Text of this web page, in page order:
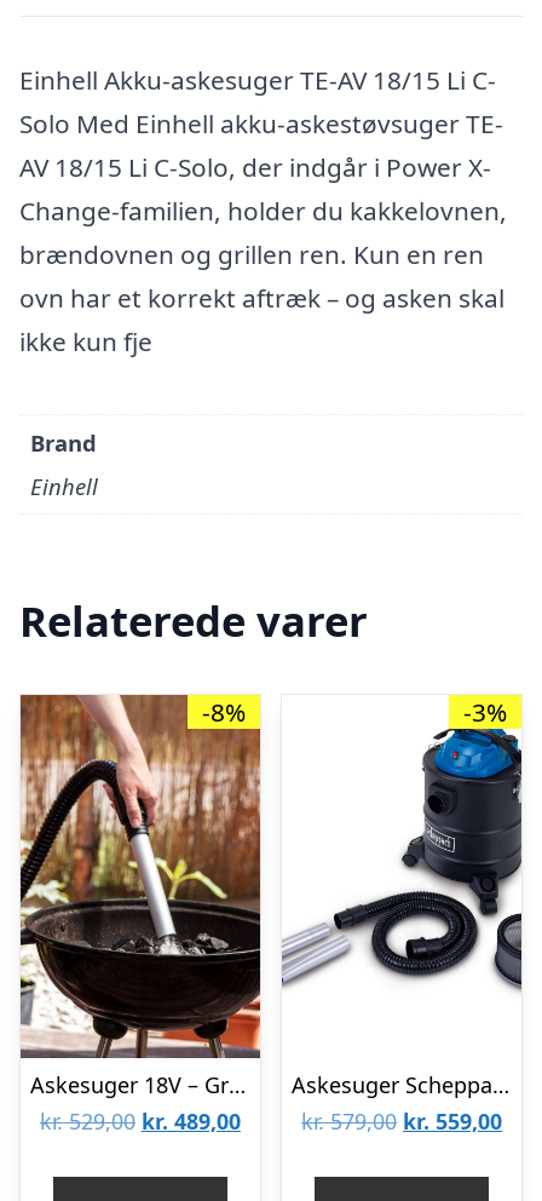
Einhell Akku-askesuger TE-AV 18/15 Li C-
Solo Med Einhell akku-askestøvsuger TE-
AV 18/15 Li C-Solo, der indgår i Power X-
Change-familien, holder du kakkelovnen,
brændovnen og grillen ren. Kun en ren
ovn har et korrekt aftræk – og asken skal
ikke kun fje
Brand
Einhell
Relaterede varer
-8%
Askesuger 18V – Graphite 58GE125
kr.529,00 Den
kr. 489,00Den
-3%
Askesuger Scheppach AVC25
kr.579,00 Den
kr. 559,00Den